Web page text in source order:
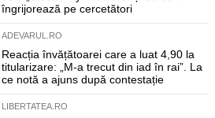
îngrijorează pe cercetători
ADEVARUL.RO
Reacția învățătoarei care a luat 4,90 la
titularizare: „M-a trecut din iad în rai”. La
ce notă a ajuns după contestație
LIBERTATEA.RO